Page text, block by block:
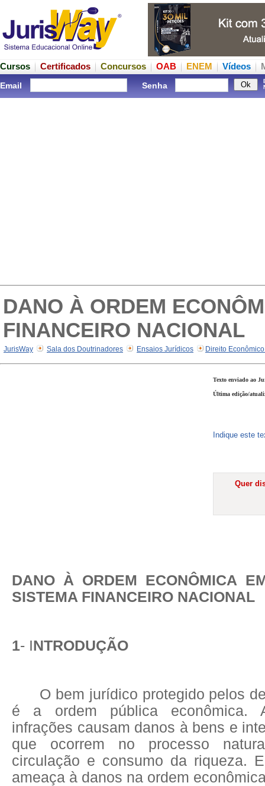
Cursos Certificados Concursos OAB ENEM Vídeos
Email Senha
DANO À ORDEM
FINANCEIRO NACIONAL
JurisWay Sala dos Doutrinadores Ensaios Jurídicos Direito
Texto enviado ao
Última edição/
Indique este
Quer
DANO À ORDEM ECONÔMICA
SISTEMA FINANCEIRO NACIONAL
1- INTRODUÇÃO
O bem jurídico protegido pelos
é a ordem pública econômica.
infrações causam danos à bens e
que ocorrem no processo
circulação e consumo da riqueza.
ameaça à danos na ordem